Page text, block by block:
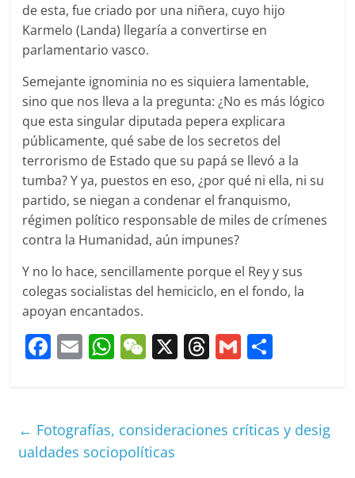
de esta, fue criado por una niñera, cuyo hijo
Karmelo (Landa) llegaría a convertirse en
parlamentario vasco.
Semejante ignominia no es siquiera lamentable,
sino que nos lleva a la pregunta: ¿No es más lógico
que esta singular diputada pepera explicara
públicamente, qué sabe de los secretos del
terrorismo de Estado que su papá se llevó a la
tumba? Y ya, puestos en eso, ¿por qué ni ella, ni su
partido, se niegan a condenar el franquismo,
régimen político responsable de miles de crímenes
contra la Humanidad, aún impunes?
Y no lo hace, sencillamente porque el Rey y sus
colegas socialistas del hemiciclo, en el fondo, la
apoyan encantados.
F
e
b
E
l
W
s
A
W
h
at
X T
a
G
l p
ar
← Fotografías, consideraciones críticas y desig
ualdades sociopolíticas